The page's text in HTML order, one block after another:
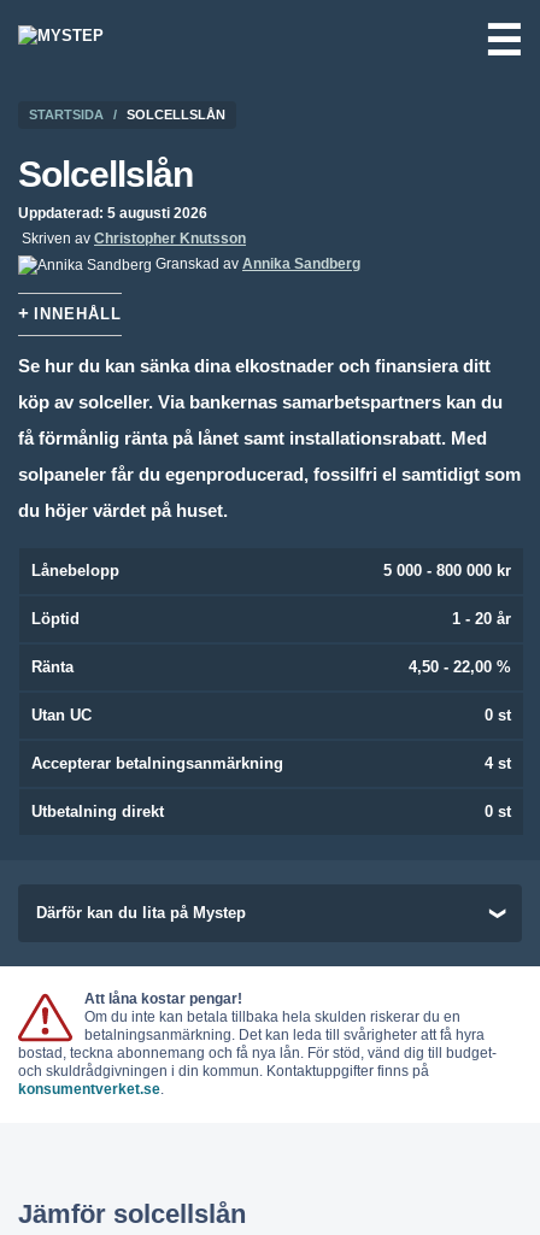
☰
STARTSIDA SOLCELLSLÅN
Solcellslån
Uppdaterad: 5 augusti 2026
Skriven av Christopher Knutsson
Granskad av Annika Sandberg
INNEHÅLL
Se hur du kan sänka dina elkostnader och finansiera ditt
köp av solceller. Via bankernas samarbetspartners kan du
få förmånlig ränta på lånet samt installationsrabatt. Med
solpaneler får du egenproducerad, fossilfri el samtidigt som
du höjer värdet på huset.
Lånebelopp 5 000 - 800 000 kr
Löptid 1 - 20 år
Ränta 4,50 - 22,00 %
Utan UC 0 st
Accepterar betalningsanmärkning 4 st
Utbetalning direkt 0 st
Därför kan du lita på Mystep
Att låna kostar pengar!
Om du inte kan betala tillbaka hela skulden riskerar du en
betalningsanmärkning. Det kan leda till svårigheter att få hyra
bostad, teckna abonnemang och få nya lån. För stöd, vänd dig till budget-
och skuldrådgivningen i din kommun. Kontaktuppgifter finns på
konsumentverket.se.
Jämför solcellslån